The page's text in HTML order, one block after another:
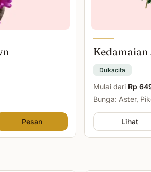
Pesan
Kedamaian
Dukacita
Mulai dari Rp
Bunga: Aster,
Lihat